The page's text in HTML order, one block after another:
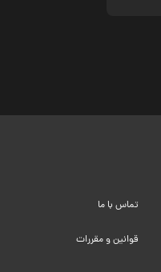
تماس با ما
قوانین و مقررات